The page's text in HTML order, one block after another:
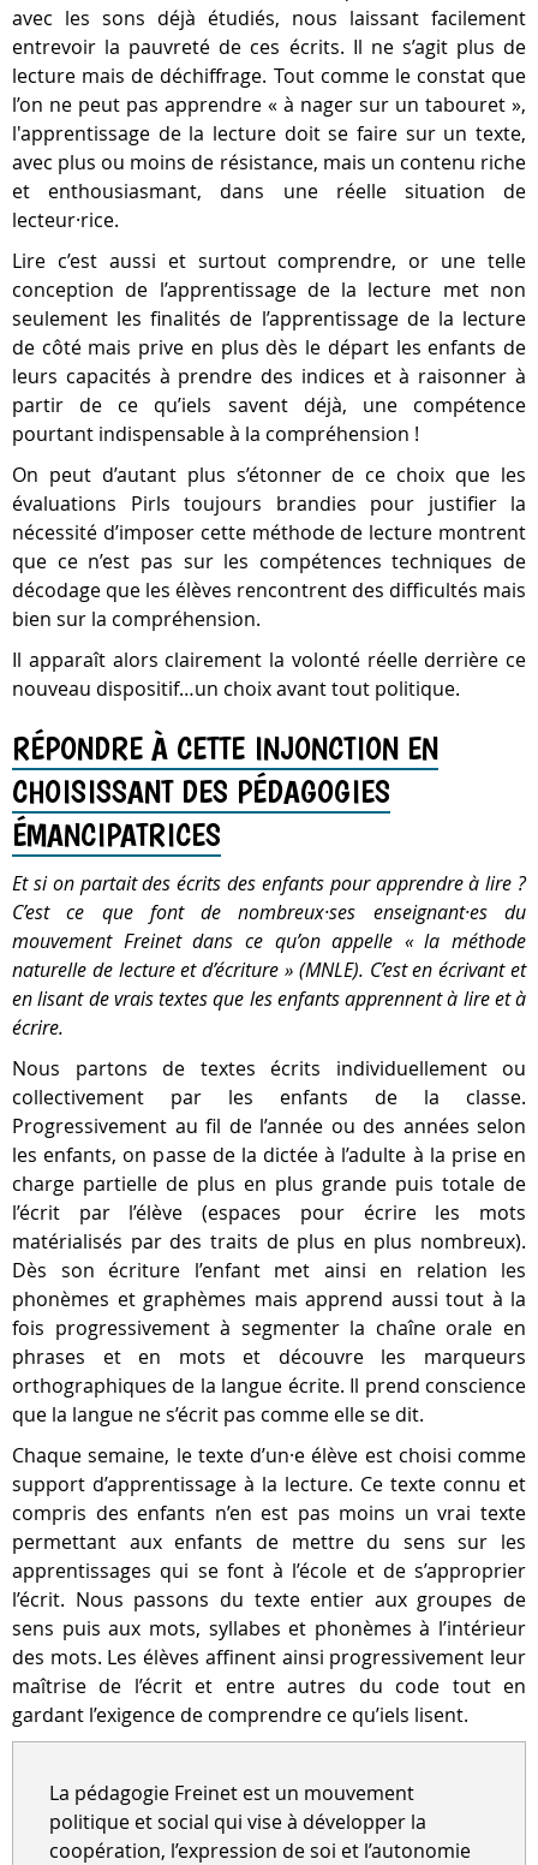
avec les sons déjà étudiés, nous laissant facilement
entrevoir la pauvreté de ces écrits. Il ne s’agit plus de
lecture mais de déchiffrage. Tout comme le constat que
l’on ne peut pas apprendre « à nager sur un tabouret »,
l'apprentissage de la lecture doit se faire sur un texte,
avec plus ou moins de résistance, mais un contenu riche
et enthousiasmant, dans une réelle situation de
lecteur·rice.
Lire c’est aussi et surtout comprendre, or une telle
conception de l’apprentissage de la lecture met non
seulement les finalités de l’apprentissage de la lecture
de côté mais prive en plus dès le départ les enfants de
leurs capacités à prendre des indices et à raisonner à
partir de ce qu’iels savent déjà, une compétence
pourtant indispensable à la compréhension !
On peut d’autant plus s’étonner de ce choix que les
évaluations Pirls toujours brandies pour justifier la
nécessité d’imposer cette méthode de lecture montrent
que ce n’est pas sur les compétences techniques de
décodage que les élèves rencontrent des difficultés mais
bien sur la compréhension.
Il apparaît alors clairement la volonté réelle derrière ce
nouveau dispositif…un choix avant tout politique.
RÉPONDRE À CETTE INJONCTION EN
CHOISISSANT DES PÉDAGOGIES
ÉMANCIPATRICES
Et si on partait des écrits des enfants pour apprendre à lire ?
C’est ce que font de nombreux·ses enseignant·es du
mouvement Freinet dans ce qu’on appelle « la méthode
naturelle de lecture et d’écriture » (MNLE). C’est en écrivant et
en lisant de vrais textes que les enfants apprennent à lire et à
écrire.
Nous partons de textes écrits individuellement ou
collectivement par les enfants de la classe.
Progressivement au fil de l’année ou des années selon
les enfants, on passe de la dictée à l’adulte à la prise en
charge partielle de plus en plus grande puis totale de
l’écrit par l’élève (espaces pour écrire les mots
matérialisés par des traits de plus en plus nombreux).
Dès son écriture l’enfant met ainsi en relation les
phonèmes et graphèmes mais apprend aussi tout à la
fois progressivement à segmenter la chaîne orale en
phrases et en mots et découvre les marqueurs
orthographiques de la langue écrite. Il prend conscience
que la langue ne s’écrit pas comme elle se dit.
Chaque semaine, le texte d’un·e élève est choisi comme
support d’apprentissage à la lecture. Ce texte connu et
compris des enfants n’en est pas moins un vrai texte
permettant aux enfants de mettre du sens sur les
apprentissages qui se font à l’école et de s’approprier
l’écrit. Nous passons du texte entier aux groupes de
sens puis aux mots, syllabes et phonèmes à l’intérieur
des mots. Les élèves affinent ainsi progressivement leur
maîtrise de l’écrit et entre autres du code tout en
gardant l’exigence de comprendre ce qu’iels lisent.
La pédagogie Freinet est un mouvement
politique et social qui vise à développer la
coopération, l’expression de soi et l’autonomie